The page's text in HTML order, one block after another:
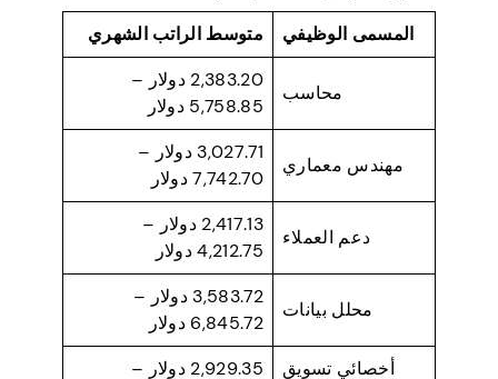
المسمى الوظيفي
متوسط الراتب الشهري
محاسب
2,383.20 دولار –
5,758.85 دولار
مهندس معماري
3,027.71 دولار –
7,742.70 دولار
دعم العملاء
2,417.13 دولار –
4,212.75 دولار
محلل بيانات
3,583.72 دولار –
6,845.72 دولار
أخصائي تسويق
2,929.35 دولار –